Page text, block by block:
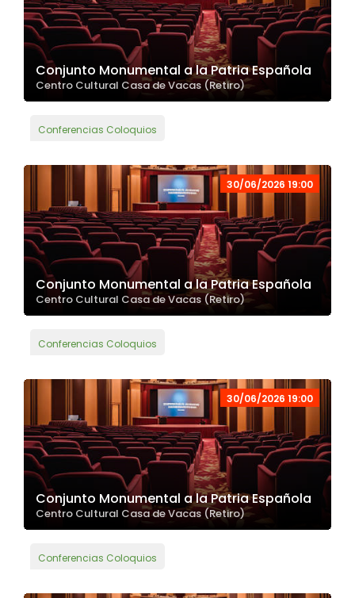
Conjunto Monumental a la Patria Española
Centro Cultural Casa de Vacas (Retiro)
Conferencias Coloquios
30/06/2026 19:00
Conjunto Monumental a la Patria Española
Centro Cultural Casa de Vacas (Retiro)
Conferencias Coloquios
30/06/2026 19:00
Conjunto Monumental a la Patria Española
Centro Cultural Casa de Vacas (Retiro)
Conferencias Coloquios